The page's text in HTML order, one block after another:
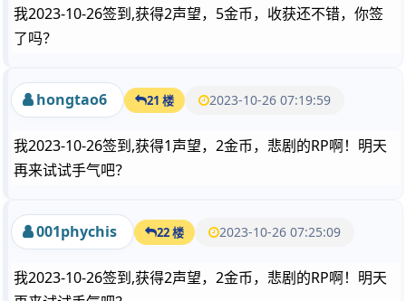
我2023-10-26签到,获得2声望，5金币，收获还不错，你签
了吗？
hongtao6 21 楼 2023-10-26 07:19:59
我2023-10-26签到,获得1声望，2金币，悲剧的RP啊！明天
再来试试手气吧？
001phychis 22 楼 2023-10-26 07:25:09
我2023-10-26签到,获得2声望，2金币，悲剧的RP啊！明天